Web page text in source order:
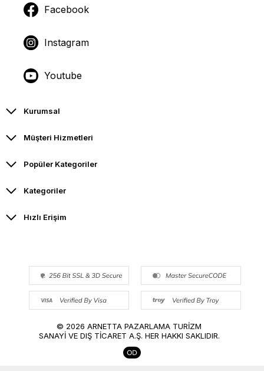
Facebook
Instagram
Youtube
Kurumsal
Müşteri Hizmetleri
Popüler Kategoriler
Kategoriler
Hızlı Erişim
© 2026 ARNETTA PAZARLAMA TURİZM
SANAYİ VE DIŞ TİCARET A.Ş. HER HAKKI SAKLIDIR.